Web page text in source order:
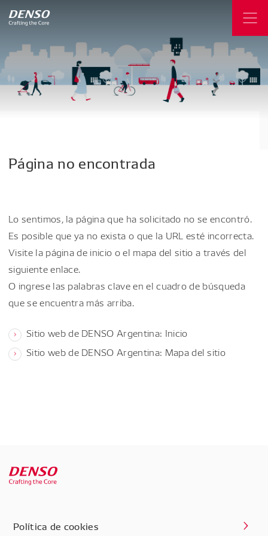
Página no encontrada
Lo sentimos, la página que ha solicitado no se encontró.
Es posible que ya no exista o que la URL esté incorrecta.
Visite la página de inicio o el mapa del sitio a través del
siguiente enlace.
O ingrese las palabras clave en el cuadro de búsqueda
que se encuentra más arriba.
Sitio web de DENSO Argentina: Inicio
Sitio web de DENSO Argentina: Mapa del sitio
Política de cookies